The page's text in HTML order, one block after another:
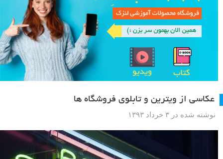
عکاسی از ویترین و تابلوی فروشگاه ها
نوشته شده در ۳ خرداد ۱۳۹۳